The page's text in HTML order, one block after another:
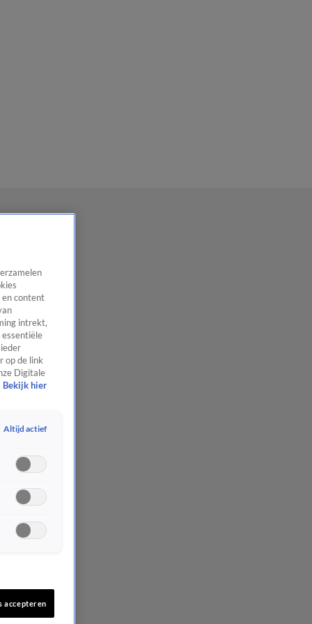
en content
intrekt,
op de link
Digitale
Bekijk hier
Altijd actief
accepteren